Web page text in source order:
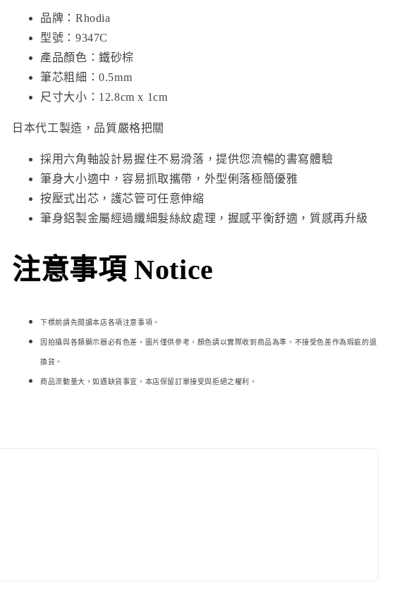
品牌：Rhodia
型號：9347C
產品顏色：鐵砂棕
筆芯粗細：0.5mm
尺寸大小：12.8cm x 1cm
日本代工製造，品質嚴格把關
採用六角軸設計易握住不易滑落，提供您流暢的書寫體驗
筆身大小適中，容易抓取攜帶，外型俐落極簡優雅
按壓式出芯，護芯管可任意伸縮
筆身鋁製金屬經過纖細髮絲紋處理，握感平衡舒適，質感再升級
注意事項 Notice
下標前請先閱讀本店各項注意事項。
因拍攝與各類顯示器必有色差，圖片僅供參考，顏色請以實際收到商品為準。不接受色差作為瑕疵的退
換貨。
商品流動量大，如遇缺貨事宜，本店保留訂單接受與拒絕之權利。